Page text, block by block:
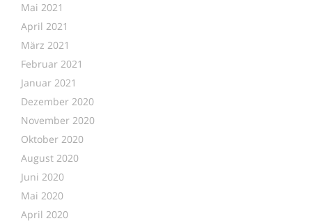
Mai 2021
April 2021
März 2021
Februar 2021
Januar 2021
Dezember 2020
November 2020
Oktober 2020
August 2020
Juni 2020
Mai 2020
April 2020